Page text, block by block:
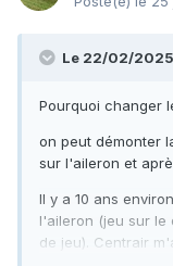
Le 22/02/2025
Pourquoi changer
on peut démonter
sur l'aileron et
Il y a 10 ans
l'aileron (jeu sur le
de jeu). Centrair